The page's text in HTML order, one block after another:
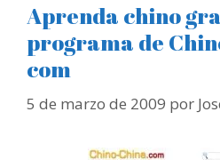
Aprenda chino
programa de
com
5 de marzo de 2009 por